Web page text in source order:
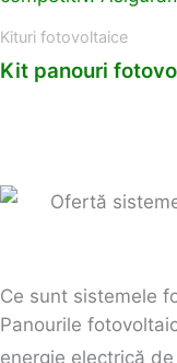
Kituri fotovoltaice
Kit panouri
Ce sunt sistemele
Panourile
energie electrică